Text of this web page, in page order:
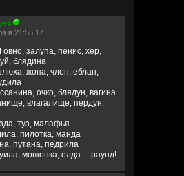
в 21:55:17
залупа, пенис, хер,
блядина
жопа, член, еблан,
очко, блядун, вагина
влагалище, пердун,
туз, малафья
пилотка, манда
путана, педрила
мошонка, елда… раунд!